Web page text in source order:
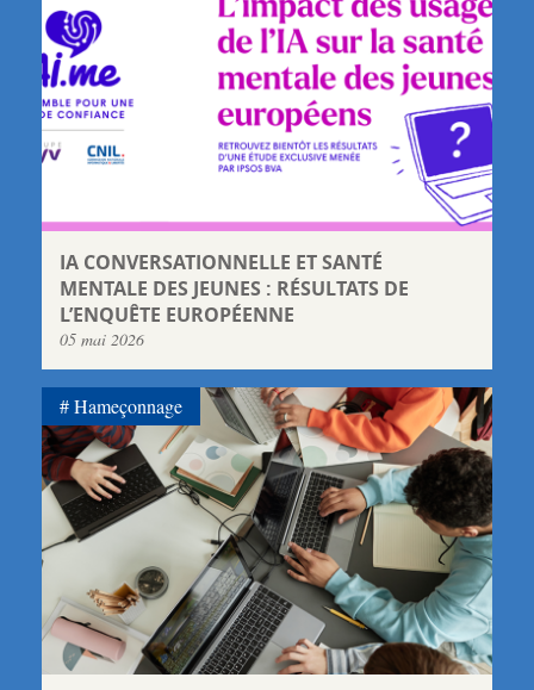
IA CONVERSATIONNELLE ET SANTÉ
MENTALE DES JEUNES : RÉSULTATS DE
L’ENQUÊTE EUROPÉENNE
05 mai 2026
Hameçonnage